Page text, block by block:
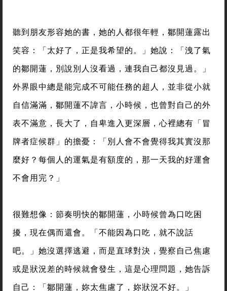
聽到朋友形容她的書，她的人都很年輕，鄒開蓮露出
笑容：「太好了，正是我希望的。」她說：「洩了氣
的鄒開蓮，別說別人沒看過，連我自己都沒見過。」
外界眼中總是能完成不可能任務的超人，並非從小就
自信滿滿，鄒開蓮不諱言，小時候，也曾對自己的外
表不滿意，長大了，自卑進入更深層，心裡總有「冒
牌者症候群」的擔憂：「別人會不會覺得我其實沒那
麼好？每個人的運氣是有額度的，那一天我的好運會
不會用完？」
很難想像：節奏明快的鄒開蓮，小時候曾為口吃困
擾，現在偶而還會。「不能因為口吃，就不說話
吧。」她沒選擇逃避，而是直球對決，覺察自己焦慮
或是狀況差的時候就會發生，這是心理問題，她告訴
自己：「鄒開蓮，妳太焦慮了，妳狀況不好。」